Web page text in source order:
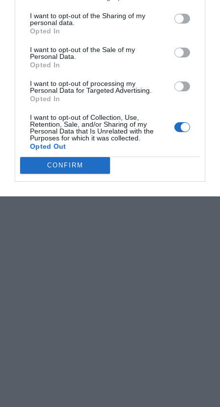
I want to opt-out of the Sharing of my
personal data.
Opted In
I want to opt-out of the Sale of my
Personal Data.
Opted In
I want to opt-out of processing my
Personal Data for Targeted Advertising.
Opted In
I want to opt-out of Collection, Use,
Retention, Sale, and/or Sharing of my
Personal Data that Is Unrelated with the
Purposes for which it was collected.
Opted Out
CONFIRM